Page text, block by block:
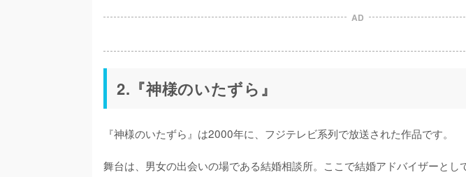
AD
2.『神様のいたずら』
『神様のいたずら』は2000年に、フジテレビ系列で放送された作品です。
舞台は、男女の出会いの場である結婚相談所。ここで結婚アドバイザーとし